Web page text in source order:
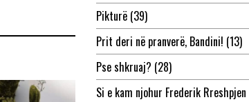
Pikturë(39)
Prit deri në pranverë, Bandini! (13)
Pse shkruaj? (28)
Si e kam njohur Frederik Rreshpjen